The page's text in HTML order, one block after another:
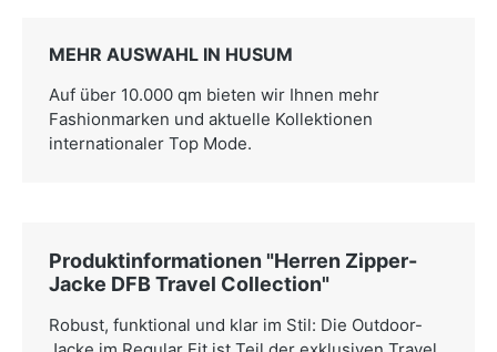
MEHR AUSWAHL IN HUSUM
Auf über 10.000 qm bieten wir Ihnen mehr
Fashionmarken und aktuelle Kollektionen
internationaler Top Mode.
Produktinformationen "Herren Zipper-
Jacke DFB Travel Collection"
Robust, funktional und klar im Stil: Die Outdoor-